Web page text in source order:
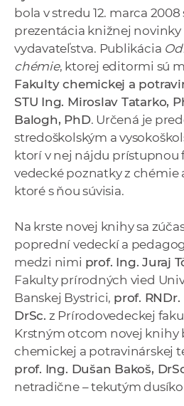
bola v stredu 12. marca
prezentácia knižnej
vydavateľstva. Publikácia
chémie, ktorej editormi sú
Fakulty chemickej a
STU Ing. Miroslav Tatarko,
Balogh, PhD. Určená je
stredoškolským a
ktorí v nej nájdu prístupnou
vedecké poznatky z chémie
ktoré s ňou súvisia.
Na krste novej knihy sa
poprední vedeckí a
medzi nimi prof. Ing. Juraj
Fakulty prírodných vied
Banskej Bystrici, prof. RNDr.
DrSc. z Prírodovedeckej
Krstným otcom novej knihy
chemickej a potravinárskej
prof. Ing. Dušan Bakoš,
netradične – tekutým